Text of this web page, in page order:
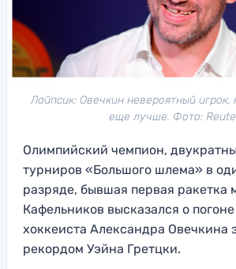
Лайпсик: Овечкин невероятный игрок,
еще лучше. Фото:
Олимпийский чемпион,
турниров «Большого шлема» в
разряде, бывшая первая ракетка
Кафельников высказался о
хоккеиста Александра Овечкина
рекордом Уэйна Гретцки.